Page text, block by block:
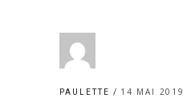
PAULETTE 14 MAI 2019